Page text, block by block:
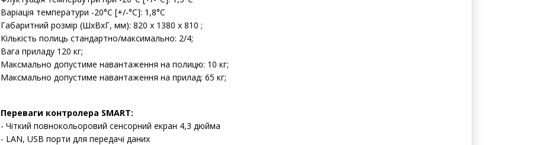
Варіація температури -20°C [+/-°C]: 1,8°C
Габаритний розмір (ШхВхГ, мм): 820 х 1380 х 810 ;
Кількість полиць стандартно/максимально: 2/4;
Вага приладу 120 кг;
Максмально допустиме навантаження на полицю: 10 кг;
Максмально допустиме навантаження на прилад: 65 кг;
Переваги контролера SMART:
- Чіткий повнокольоровий сенсорний екран 4,3 дюйма
- LAN, USB порти для передачі даних